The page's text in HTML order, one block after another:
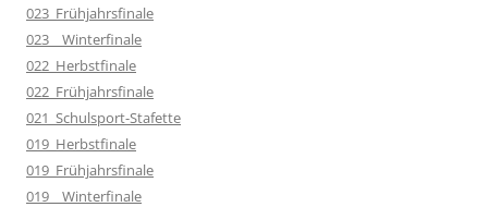
023_Frühjahrsfinale
023__Winterfinale
022_Herbstfinale
022_Frühjahrsfinale
021_Schulsport-Stafette
019_Herbstfinale
019_Frühjahrsfinale
019__Winterfinale